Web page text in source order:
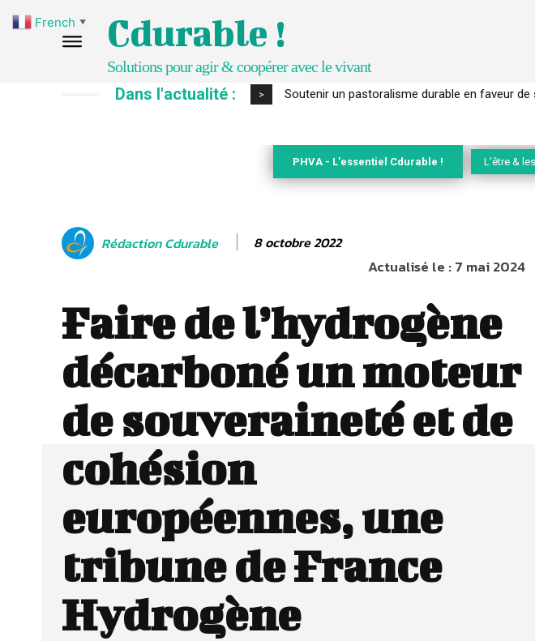
Cdurable !
Solutions pour agir & coopérer avec le vivant
Dans l'actualité : > S’inspirer de l’arbre pour un modèle
PHVA - L'essentiel Cdurable ! L'être &
Rédaction Cdurable 8 octobre 2022
Actualisé le :7 mai 2024
Faire de l’hydrogène
décarboné un moteur
de souveraineté et de
cohésion
européennes, une
tribune de France
Hydrogène
French ▼